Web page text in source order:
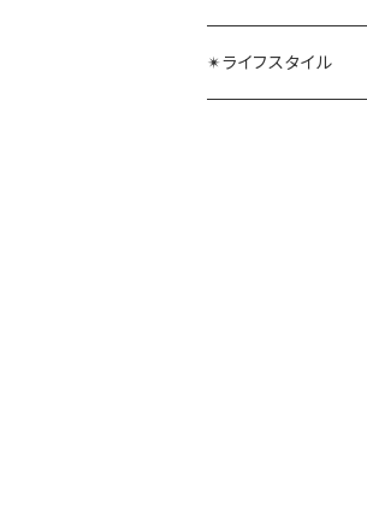
✴︎ライフスタイル